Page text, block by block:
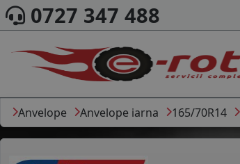
0727 347 488
Anvelope Anvelope iarna 165/70R14